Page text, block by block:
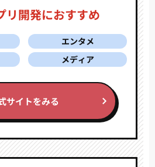
リ開発におすすめ
エンタメ
メディア
サイトをみる